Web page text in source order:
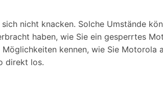
Telefonübertragung
Telefon-zu-Telefon-
Rabatte und akademische Lizenzen
Kontaktieren Sie uns
Wir helfen Ihnen gerne bei technischen
Fragen zu Ihrem Konto.
nicht knacken. Solche Umstände
haben, wie Sie ein gesperrtes
kennen, wie Sie Motorola
direkt los.